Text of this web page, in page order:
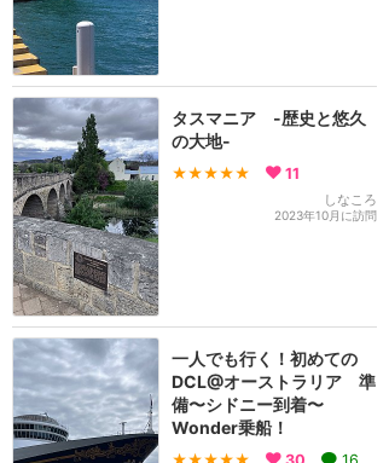
タスマニア -歴史と悠久
の大地-
★★★★★ 11
しなころ
2023年10月に訪問
一人でも行く！初めての
DCL@オーストラリア 準
備〜シドニー到着〜
Wonder乗船！